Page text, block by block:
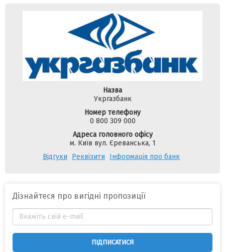
Назва
Укргазбанк
Номер телефону
0 800 309 000
Адреса головного офісу
м. Київ вул. Єреванська, 1
Відгуки
Реквізити Інформація про банк
Дізнайтеся про вигідні пропозиції
ПІДПИСАТИСЯ